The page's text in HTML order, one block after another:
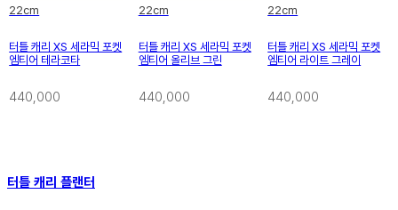
22cm
터틀 캐리 XS 세라믹 포켓
엠티어 테라코타
440,000
22cm
터틀 캐리 XS 세라믹 포켓
엠티어 올리브 그린
440,000
22cm
터틀 캐리 XS 세라믹 포켓
엠티어 라이트 그레이
440,000
터틀 캐리 플랜터